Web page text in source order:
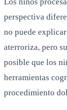
perspectiva
no puede
aterroriza, pero
posible que los
herramientas
procedimiento